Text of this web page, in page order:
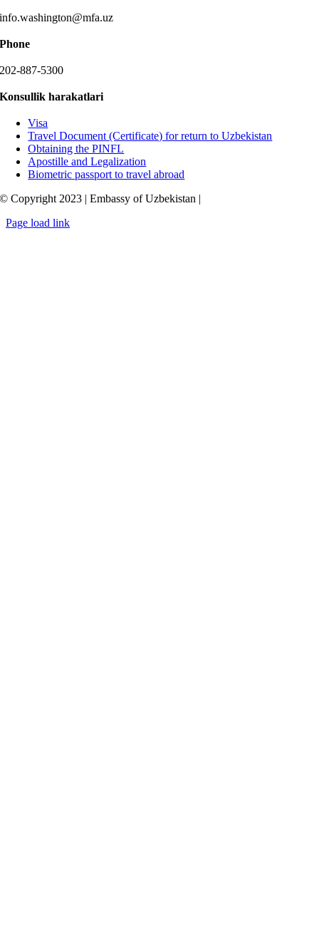
info.washington@mfa.uz
Phone
202-887-5300
Konsullik harakatlari
Visa
Travel Document (Certificate) for return to Uzbekistan
Obtaining the PINFL
Apostille and Legalization
Biometric passport to travel abroad
© Copyright 2023 | Embassy of Uzbekistan |
Page load link